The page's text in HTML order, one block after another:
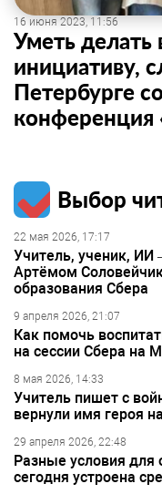
16 июня 2023, 11:56
Уметь делать
инициативу,
Петербурге
конференция
Выбор
22 мая 2026, 17:17
Учитель, ученик, ИИ
Артёмом
образования Сбера
9 апреля 2026, 21:07
Как помочь
на сессии Сбера
8 мая 2026, 14:33
Учитель пишет с
вернули имя героя
29 апреля 2026, 22:48
Разные условия для
сегодня устроена